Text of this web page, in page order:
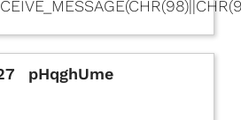
pHqghUme